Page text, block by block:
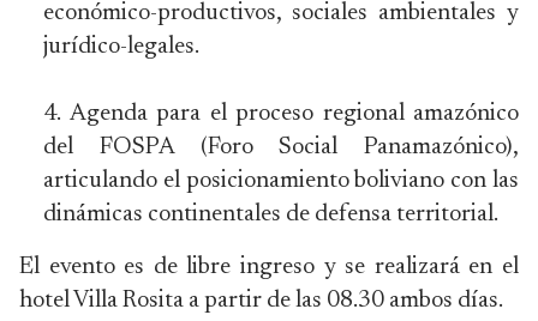
económico-productivos, sociales ambientales y
jurídico-legales.
Agenda para el proceso regional amazónico
del FOSPA (Foro Social Panamazónico),
articulando el posicionamiento boliviano con las
dinámicas continentales de defensa territorial.
El evento es de libre ingreso y se realizará en el
hotel Villa Rosita a partir de las 08.30 ambos días.